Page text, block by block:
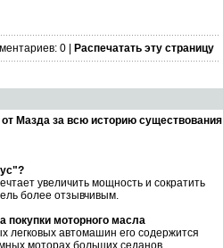
0 | Распечатать эту страницу
Мазда за всю историю существования
увеличить мощность и сократить
более отзывчивым.
покупки моторного масла
легковых автомашин его содержится
моторах больших седанов,